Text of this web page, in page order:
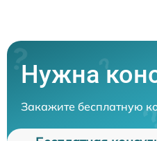
Нужна
Закажите бесплатную